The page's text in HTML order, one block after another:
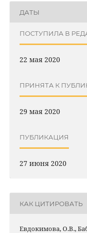
ДАТЫ
ПОСТУПИЛА В
22 мая 2020
ПРИНЯТА К
29 мая 2020
ПУБЛИКАЦИЯ
27 июня 2020
КАК ЦИТИРОВАТЬ
Евдокимова, О.В.,